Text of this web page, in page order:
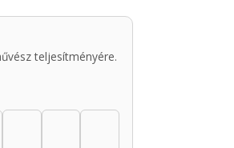
teljesítményére.